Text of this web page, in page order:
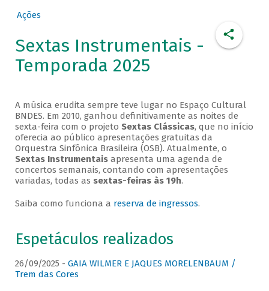
Ações
Sextas Instrumentais -
Temporada 2025
A música erudita sempre teve lugar no Espaço Cultural
BNDES. Em 2010, ganhou definitivamente as noites de
sexta-feira com o projeto Sextas Clássicas, que no início
oferecia ao público apresentações gratuitas da
Orquestra Sinfônica Brasileira (OSB). Atualmente, o
Sextas Instrumentaisapresenta uma agenda de
concertos semanais, contando com apresentações
variadas, todas as sextas-feiras às 19h.
Saiba como funciona a reserva de ingressos.
Espetáculos realizados
26/09/2025 - GAIA WILMER E JAQUES MORELENBAUM /
Trem das Cores